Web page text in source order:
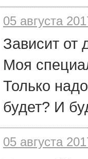
05 августа
Зависит от
Моя
Только
будет? И
05 августа